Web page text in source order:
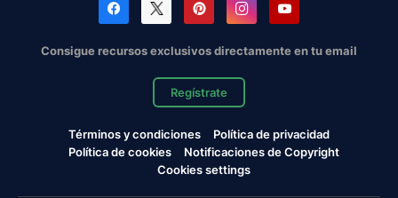
Consigue recursos exclusivos directamente en tu email
Regístrate
Términos y condiciones
Política de privacidad
Política de cookies
Notificaciones de Copyright
Cookies settings